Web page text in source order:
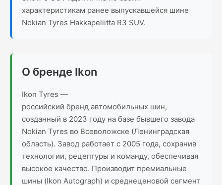
характеристикам ранее выпускавшейся шине
Nokian Tyres Hakkapeliitta R3 SUV.
О бренде Ikon
Ikon Tyres —
российский бренд автомобильных шин,
созданный в 2023 году на базе бывшего завода
Nokian Tyres во Всеволожске (Ленинградская
область). Завод работает с 2005 года, сохранив
технологии, рецептуры и команду, обеспечивая
высокое качество. Производит премиальные
шины (Ikon Autograph) и среднеценовой сегмент